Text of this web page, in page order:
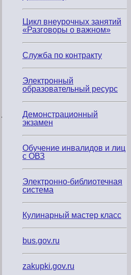
включая:
Программирование
Искусственный
интеллект
Наши
студенты
числе
участников
Студенты
Колледжа
сферы
услуг,
обучающиеся
09.00.00
«Информатика
вычислительная
техника»,
активно
принимают
участие
будущего».
Цикл внеурочных занятий
«Разговоры о важном»
Служба по контракту
Электронный
образовательный ресурс
Демонстрационный
экзамен
Обучение инвалидов и лиц
с ОВЗ
Электронно-библиотечная
система
Кулинарный мастер класс
bus.gov.ru
zakupki.gov.ru